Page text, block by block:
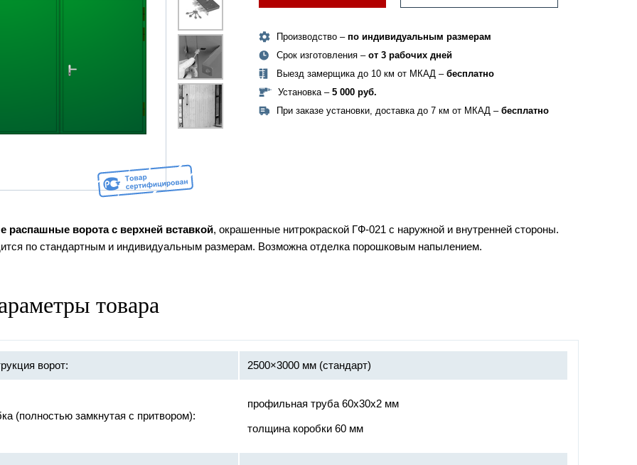
Производство – по индивидуальным размерам
Срок изготовления – от 3 рабочих дней
Выезд замерщика до 10 км от МКАД – бесплатно
Установка – 5 000 руб.
При заказе установки, доставка до 7 км от МКАД – бесплатно
распашные ворота с верхней вставкой, окрашенные нитрокраской ГФ-021 с наружной и внутренней стороны.
по стандартным и индивидуальным размерам. Возможна отделка порошковым напылением.
товара
ворот: 2500×3000 мм (стандарт)
(полностью замкнутая с притвором):
профильная труба 60х30х2 мм
толщина коробки 60 мм